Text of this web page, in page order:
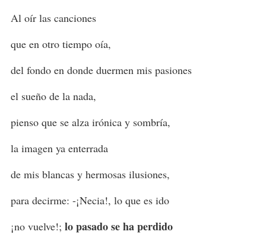
Al oír las canciones
que en otro tiempo oía,
del fondo en donde duermen mis pasiones
el sueño de la nada,
pienso que se alza irónica y sombría,
la imagen ya enterrada
de mis blancas y hermosas ilusiones,
para decirme: -¡Necia!, lo que es ido
¡no vuelve!; lo pasado se ha perdido